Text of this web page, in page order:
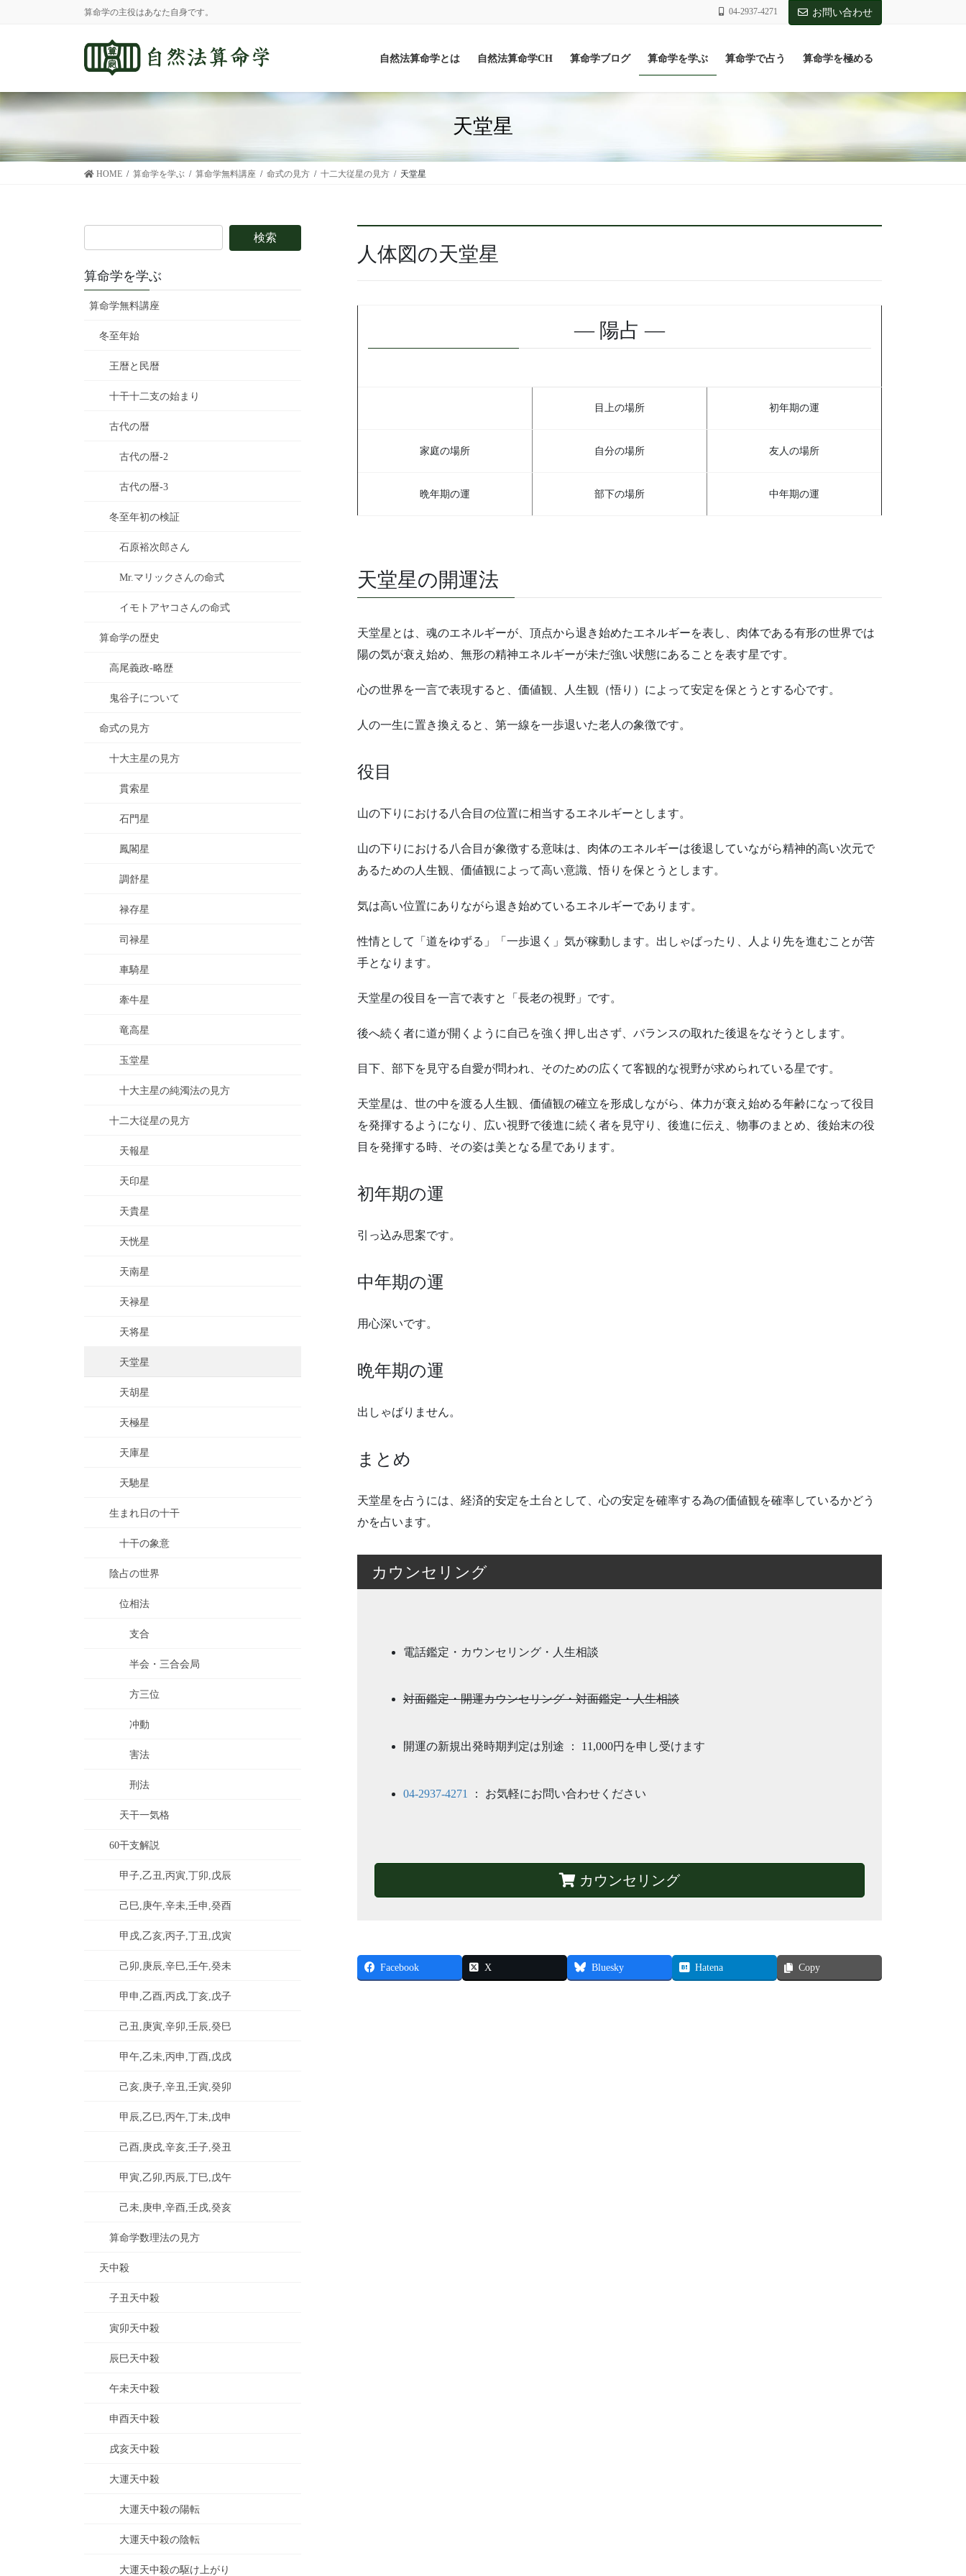
に
移
ョ
ン
移
動
算命学の主役はあなた自身です。 04-2937-4271 お問い合わせ
自然法算命学とは 自然法算命学CH 算命学ブログ 算命学を学ぶ 算命学で占う 算命学を極める
天堂星
HOME 算命学を学ぶ 算命学無料講座 命式の見方 十二大従星の見方 天堂星
人体図の天堂星
— 陽占 —
目上の場所 初年期の運
家庭の場所 自分の場所 友人の場所
晩年期の運 部下の場所 中年期の運
天堂星の開運法
天堂星とは、魂のエネルギーが、頂点から退き始めたエネルギーを表し、肉体である有形の世界では
陽の気が衰え始め、無形の精神エネルギーが未だ強い状態にあることを表す星です。
心の世界を一言で表現すると、価値観、人生観（悟り）によって安定を保とうとする心です。
人の一生に置き換えると、第一線を一歩退いた老人の象徴です。
役目
山の下りにおける八合目の位置に相当するエネルギーとします。
山の下りにおける八合目が象徴する意味は、肉体のエネルギーは後退していながら精神的高い次元で
あるための人生観、価値観によって高い意識、悟りを保とうとします。
気は高い位置にありながら退き始めているエネルギーであります。
性情として「道をゆずる」「一歩退く」気が稼動します。出しゃばったり、人より先を進むことが苦
手となります。
天堂星の役目を一言で表すと「長老の視野」です。
後へ続く者に道が開くように自己を強く押し出さず、バランスの取れた後退をなそうとします。
目下、部下を見守る自愛が問われ、そのための広くて客観的な視野が求められている星です。
天堂星は、世の中を渡る人生観、価値観の確立を形成しながら、体力が衰え始める年齢になって役目
を発揮するようになり、広い視野で後進に続く者を見守り、後進に伝え、物事のまとめ、後始末の役
目を発揮する時、その姿は美となる星であります。
初年期の運
引っ込み思案です。
中年期の運
用心深いです。
晩年期の運
出しゃばりません。
まとめ
天堂星を占うには、経済的安定を土台として、心の安定を確率する為の価値観を確率しているかどう
かを占います。
カウンセリング
電話鑑定・カウンセリング・人生相談
対面鑑定・開運カウンセリング・対面鑑定・人生相談
開運の新規出発時期判定は別途 ： 11,000円を申し受けます
04-2937-4271 ： お気軽にお問い合わせください
カウンセリング
Facebook X Bluesky Hatena Copy
算命学を学ぶ
算命学無料講座
冬至年始
王暦と民暦
十干十二支の始まり
古代の暦
古代の暦-2
古代の暦-3
冬至年初の検証
石原裕次郎さん
Mr.マリックさんの命式
イモトアヤコさんの命式
算命学の歴史
高尾義政-略歴
鬼谷子について
命式の見方
十大主星の見方
貫索星
石門星
鳳閣星
調舒星
禄存星
司禄星
車騎星
牽牛星
竜高星
玉堂星
十大主星の純濁法の見方
十二大従星の見方
天報星
天印星
天貴星
天恍星
天南星
天禄星
天将星
天堂星
天胡星
天極星
天庫星
天馳星
生まれ日の十干
十干の象意
陰占の世界
位相法
支合
半会・三合会局
方三位
冲動
害法
刑法
天干一気格
60干支解説
甲子,乙丑,丙寅,丁卯,戊辰
己巳,庚午,辛未,壬申,癸酉
甲戌,乙亥,丙子,丁丑,戊寅
己卯,庚辰,辛巳,壬午,癸未
甲申,乙酉,丙戌,丁亥,戊子
己丑,庚寅,辛卯,壬辰,癸巳
甲午,乙未,丙申,丁酉,戊戌
己亥,庚子,辛丑,壬寅,癸卯
甲辰,乙巳,丙午,丁未,戊申
己酉,庚戌,辛亥,壬子,癸丑
甲寅,乙卯,丙辰,丁巳,戊午
己未,庚申,辛酉,壬戌,癸亥
算命学数理法の見方
天中殺
子丑天中殺
寅卯天中殺
辰巳天中殺
午未天中殺
申酉天中殺
戌亥天中殺
大運天中殺
大運天中殺の陽転
大運天中殺の陰転
大運天中殺の駆け上がり